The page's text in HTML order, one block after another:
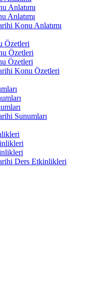
Anlatımı
Anlatımı
Konu Anlatımı
Özetleri
Özetleri
Özetleri
Konu Özetleri
Sunumları
Ders Etkinlikleri